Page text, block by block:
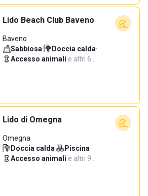
Lido Beach Club Baveno
Baveno
Sabbiosa· Doccia calda·
Accesso animali·e altri 6…
Lido di Omegna
Omegna
Doccia calda· Piscina·
Accesso animali·e altri 9…